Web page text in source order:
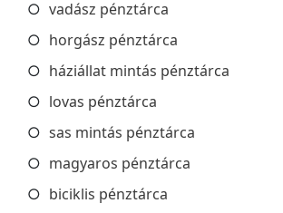
vadász pénztárca
horgász pénztárca
háziállat mintás pénztárca
lovas pénztárca
sas mintás pénztárca
magyaros pénztárca
biciklis pénztárca